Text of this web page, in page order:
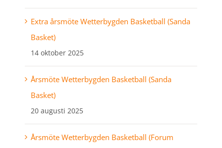
Extra årsmöte Wetterbygden Basketball (Sanda
Basket)
14 oktober 2025
Årsmöte Wetterbygden Basketball (Sanda
Basket)
20 augusti 2025
Årsmöte Wetterbygden Basketball (Forum